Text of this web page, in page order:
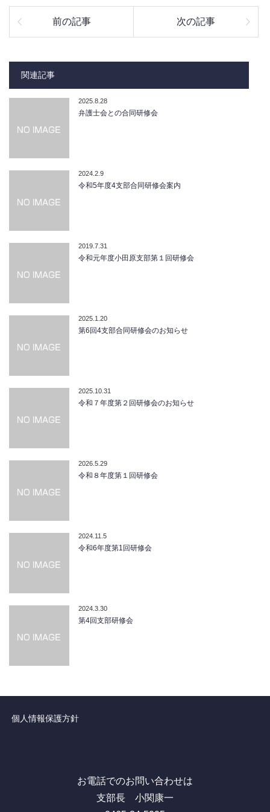
前の記事 次の記事
関連記事
2025.8.28
弁護士会との合同研修会
2024.2.9
令和5年度4支部合同研修会案内
2019.7.31
令和元年度小田原支部第１回研修会
2025.1.20
第6回4支部合同研修会のお知らせ
2025.10.31
令和７年度第２回研修会のお知らせ
2026.5.29
令和８年度第１回研修会
2024.11.5
令和6年度第1回研修会
2024.3.30
第4回支部研修会
個人情報保護方針
お電話でのお問い合わせは
支部長 小関康一